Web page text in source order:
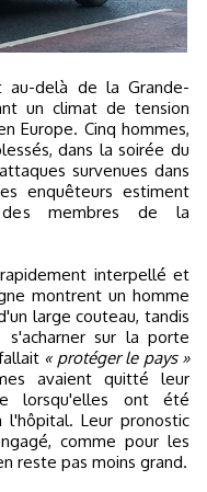
un climat de tension
Europe. Cinq hommes,
dans la soirée du
survenues dans
enquêteurs estiment
des membres de la
interpellé et
montrent un homme
large couteau, tandis
sur la porte
« protéger le pays »
avaient quitté leur
lorsqu'elles ont été
l'hôpital. Leur pronostic
comme pour les
reste pas moins grand.